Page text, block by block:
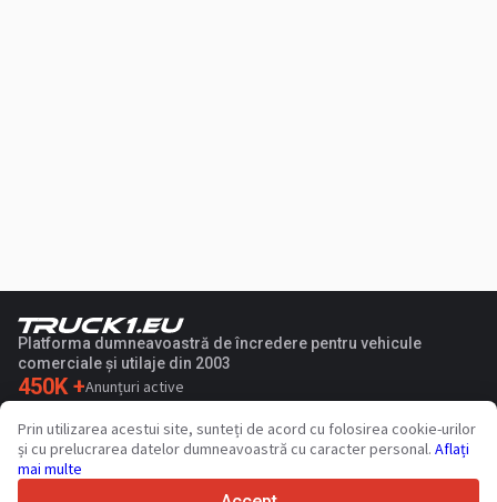
Platforma dumneavoastră de încredere pentru vehicule
comerciale și utilaje din 2003
450K +Anunțuri active
36 Limbi acceptate
4.7/5
Prin utilizarea acestui site, sunteți de acord cu folosirea cookie-urilor
și cu prelucrarea datelor dumneavoastră cu caracter personal. Aflați
mai multe